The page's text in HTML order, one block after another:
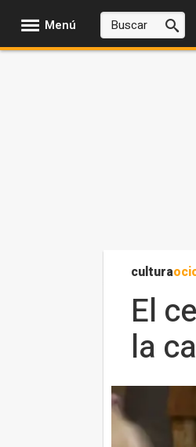
Menú
cultura
El
la